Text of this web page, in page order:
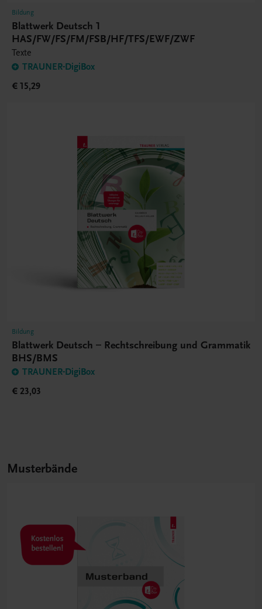
Bildung
Blattwerk Deutsch 1
HAS/FW/FS/FM/FSB/HF/TFS/EWF/ZWF
Texte
TRAUNER-DigiBox
€ 15,29
Bildung
Blattwerk Deutsch – Rechtschreibung und Grammatik
BHS/BMS
TRAUNER-DigiBox
€ 23,03
Musterbände